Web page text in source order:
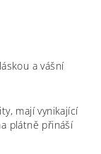
a vášní
mají vynikající
plátně přináší